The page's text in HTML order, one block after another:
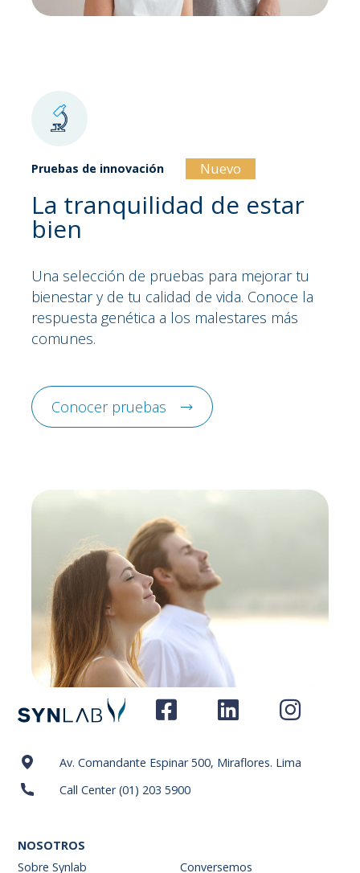
Pruebas de innovación Nuevo
La tranquilidad de estar
bien
Una selección de pruebas para mejorar tu
bienestar y de tu calidad de vida. Conoce la
respuesta genética a los malestares más
comunes.
Conocer pruebas
Av. Comandante Espinar 500, Miraflores. Lima
Call Center (01) 203 5900
NOSOTROS
Sobre Synlab
Conversemos